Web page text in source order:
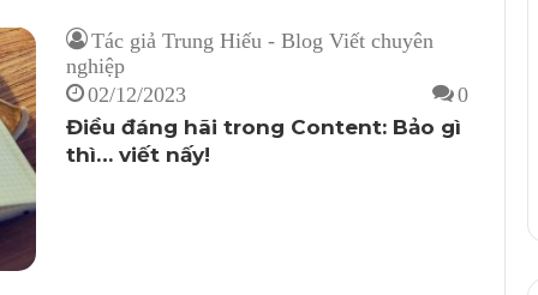
Tác giả Trung Hiếu - Blog Viết chuyên
nghiệp
02/12/2023
0
Điều đáng hãi trong Content: Bảo gì
thì… viết nấy!